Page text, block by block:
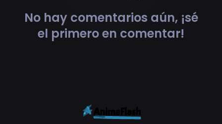
No hay comentarios aún, ¡sé
el primero en comentar!